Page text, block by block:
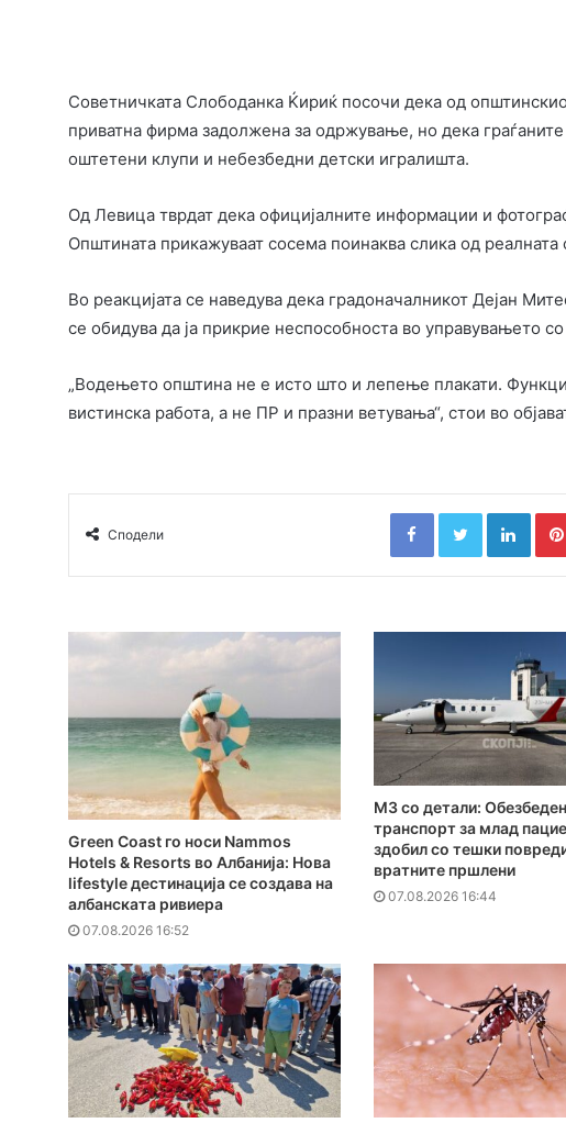
Советничката Слободанка Ќириќ посочи дека од
приватна фирма задолжена за одржување, но дека
оштетени клупи и небезбедни детски игралишта.
Од Левица тврдат дека официјалните информации и
Општината прикажуваат сосема поинаква слика од реалната
Во реакцијата се наведува дека градоначалникот Дејан
се обидува да ја прикрие неспособноста во управувањето
„Водењето општина не е исто што и лепење плакати.
вистинска работа, а не ПР и празни ветувања“, стои во
Сподели
FacebookTwitter
Green Coast го носи Nammos
Hotels & Resorts во Албанија: Нова
lifestyle дестинација се создава на
албанската ривиера
07.08.2026 16:52
MЗ со детали:
транспорт за млад
здобил со тешки
вратните пршлени
07.08.2026 16:44